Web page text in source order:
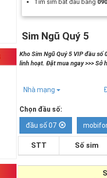
Tìm sim bắt đầu bằng
Sim Ngũ Quý 5
Kho Sim Ngũ Quý 5 VIP đầu số
linh hoạt. Đặt mua ngay >>> Sở
Nhà mạng
Chọn đầu số:
đầu số 07
STT Số sim